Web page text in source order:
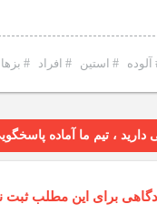
آلوده # استین # افراد # بزها
دارید ، تیم ما آماده
برای این مطلب